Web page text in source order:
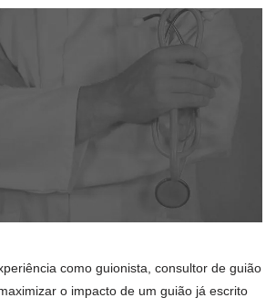
como guionista, consultor de guião
o impacto de um guião já escrito